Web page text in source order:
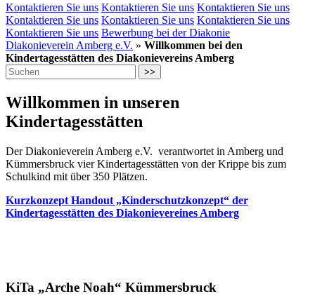
Kontaktieren Sie uns Kontaktieren Sie uns Kontaktieren Sie uns
Kontaktieren Sie uns Kontaktieren Sie uns Kontaktieren Sie uns
Kontaktieren Sie uns Bewerbung bei der Diakonie
Diakonieverein Amberg e.V. » Willkommen bei den
Kindertagesstätten des Diakonievereins Amberg
>>
Willkommen in unseren
Kindertagesstätten
Der Diakonieverein Amberg e.V. verantwortet in Amberg und
Kümmersbruck vier Kindertagesstätten von der Krippe bis zum
Schulkind mit über 350 Plätzen.
Kurzkonzept Handout „Kinderschutzkonzept“ der
Kindertagesstätten des Diakonievereines Amberg
KiTa „Arche Noah“ Kümmersbruck